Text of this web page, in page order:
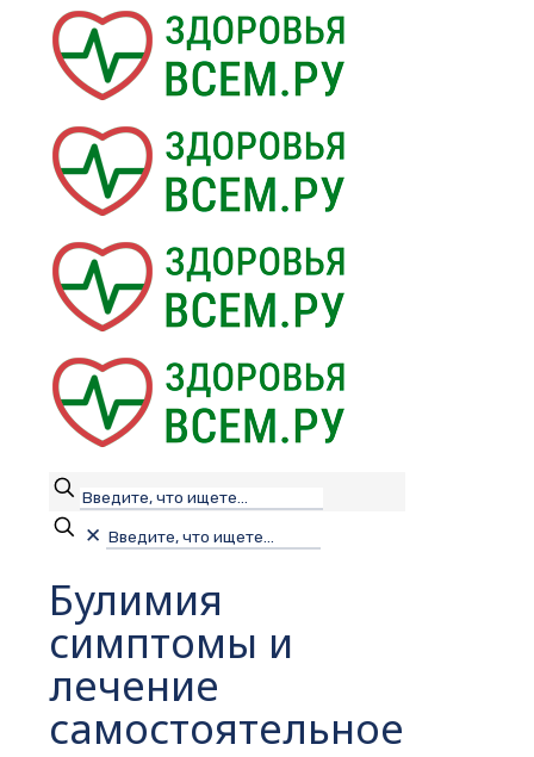
✕
Булимия
симптомы и
лечение
самостоятельное